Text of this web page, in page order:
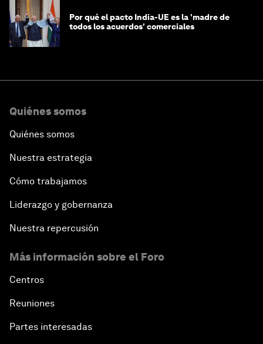
Por qué el pacto India-UE es la 'madre de
todos los acuerdos' comerciales
Quiénes somos
Quiénes somos
Nuestra estrategia
Cómo trabajamos
Liderazgo y gobernanza
Nuestra repercusión
Más información sobre el Foro
Centros
Reuniones
Partes interesadas